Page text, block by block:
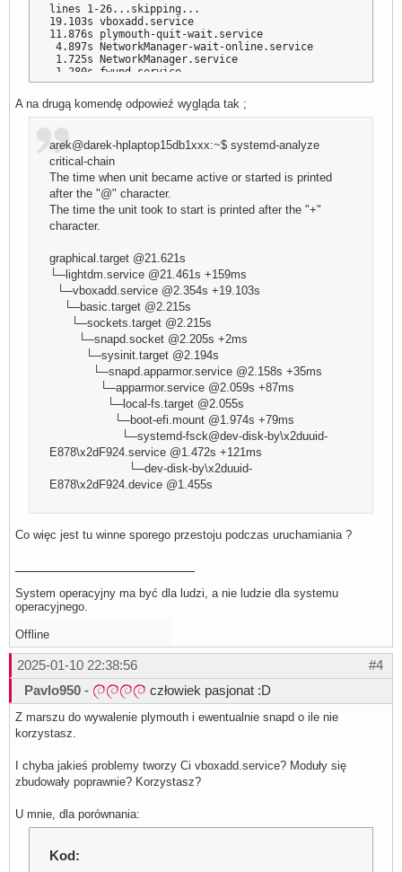
lines 1-26...skipping...
19.103s vboxadd.service
11.876s plymouth-quit-wait.service
4.897s NetworkManager-wait-online.service
1.725s NetworkManager.service
1.280s fwupd.service
  932ms snapd.seeded.service
  868ms vmware-tools.service
  797ms blueman-mechanism.service
  528ms user@1000.service
  481ms smbd.service
  479ms dev-nvme0n1p5.device
  416ms udisks2.service
  404ms iwatch.service
  384ms exim4.service
  333ms tlp.service
  307ms networking.service
  268ms avahi-daemon.service
  256ms lvm2-monitor.service
  247ms upower.service
  240ms dbus.service
  210ms systemd-udev-trigger.service
  201ms dpkg-db-backup.service
  198ms accounts-daemon.service
  197ms ModemManager.service
  188ms switcheroo-control.service
  182ms cryptmount.service
  179ms run-rpc_pipefs.mount
  171ms winbind.service
  165ms systemd-timedated.service
  159ms lightdm.service
  154ms systemd-journald.service
  151ms rsyslog.service
  150ms systemd-logind.service
  149ms systemd-modules-load.service
  148ms systemd-hostnamed.service
  137ms wpa_supplicant.service
  125ms lm-sensors.service
A na drugą komendę odpowieź wygląda tak ;
arek@darek-hplaptop15db1xxx:~$ systemd-analyze
critical-chain
The time when unit became active or started is printed
after the "@" character.
The time the unit took to start is printed after the "+"
character.
graphical.target @21.621s
└─lightdm.service @21.461s +159ms
└─vboxadd.service @2.354s +19.103s
└─basic.target @2.215s
└─sockets.target @2.215s
└─snapd.socket @2.205s +2ms
└─sysinit.target @2.194s
└─snapd.apparmor.service @2.158s +35ms
└─apparmor.service @2.059s +87ms
└─local-fs.target @2.055s
└─boot-efi.mount @1.974s +79ms
└─systemd-fsck@dev-disk-by\x2duuid-
E878\x2dF924.service @1.472s +121ms
└─dev-disk-by\x2duuid-
E878\x2dF924.device @1.455s
Co więc jest tu winne sporego przestoju podczas uruchamiania ?
System operacyjny ma być dla ludzi, a nie ludzie dla systemu
operacyjnego.
Offline
#4
2025-01-10 22:38:56
Pavlo950 - człowiek pasjonat :D
Z marszu do wywalenie plymouth i ewentualnie snapd o ile nie
korzystasz.
I chyba jakieś problemy tworzy Ci vboxadd.service? Moduły się
zbudowały poprawnie? Korzystasz?
U mnie, dla porównania:
Kod: